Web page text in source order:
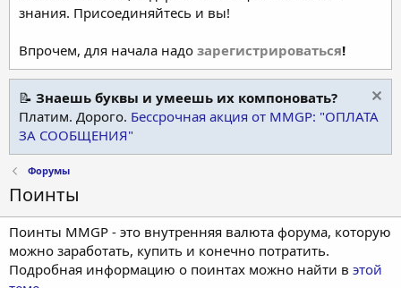
знания. Присоединяйтесь и вы!
Впрочем, для начала надо зарегистрироваться!
📝 Знаешь буквы и умеешь их компоновать?
Платим. Дорого. Бессрочная акция от MMGP: "ОПЛАТА
ЗА СООБЩЕНИЯ"
Форумы
Поинты
Поинты MMGP - это внутренняя валюта форума, которую
можно заработать, купить и конечно потратить.
Подробная информацию о поинтах можно найти в этой